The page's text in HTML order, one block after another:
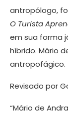
antropólogo,
O Turista
em sua forma
híbrido. Mário
antropofágico.
Revisado por
“Mário de